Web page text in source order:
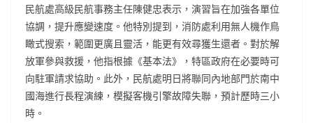
民航處高級民航事務主任陳健忠表示，演習旨在加強各單位
協調，提升應變速度。他特別提到，消防處利用無人機作鳥
瞰式搜索，範圍更廣且靈活，能更有效尋獲生還者。對於解
放軍參與救援，他指根據《基本法》，特區政府在必要時可
向駐軍請求協助。此外，民航處明日將聯同內地部門於南中
國海進行長程演練，模擬客機引擎故障失聯，預計歷時三小
時。